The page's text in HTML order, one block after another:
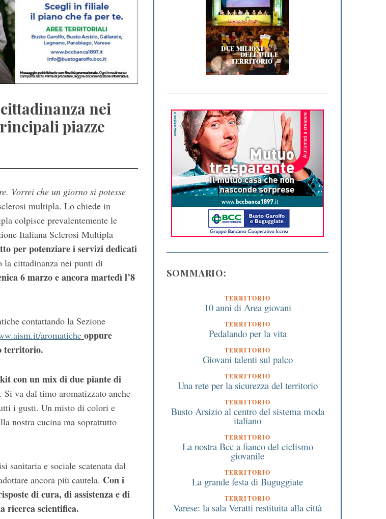
nei
piazze
Vorrei che un giorno si potesse
multipla. Lo chiede in
colpisce prevalentemente le
Italiana Sclerosi Multipla
per potenziare i servizi dedicati
cittadinanza nei punti di
6 marzo e ancora martedì l’8
contattando la Sezione
aromatiche oppure
territorio.
con un mix di due piante di
. Si va dal timo aromatizzato anche
i gusti. Un misto di colori e
nostra cucina ma soprattutto
sanitaria e sociale scatenata dal
ancora più cautela. Con i
di cura, di assistenza e di
ricerca scientifica.
SOMMARIO:
TERRITORIO
10 anni di Area giovani
TERRITORIO
Pedalando per la vita
TERRITORIO
Giovani talenti sul palco
TERRITORIO
Una rete per la sicurezza del territorio
TERRITORIO
Busto Arsizio al centro del sistema moda
italiano
TERRITORIO
La nostra Bcc a fianco del ciclismo
giovanile
TERRITORIO
La grande festa di Buguggiate
TERRITORIO
Varese: la sala Veratti restituita alla città